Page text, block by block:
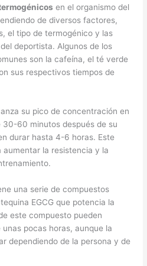
en el organismo del
de diversos factores,
el tipo de termogénico y las
deportista. Algunos de los
son la cafeína, el té verde
sus respectivos tiempos de
su pico de concentración en
30-60 minutos después de su
durar hasta 4-6 horas. Este
la resistencia y la
una serie de compuestos
EGCG que potencia la
este compuesto pueden
pocas horas, aunque la
dependiendo de la persona y de